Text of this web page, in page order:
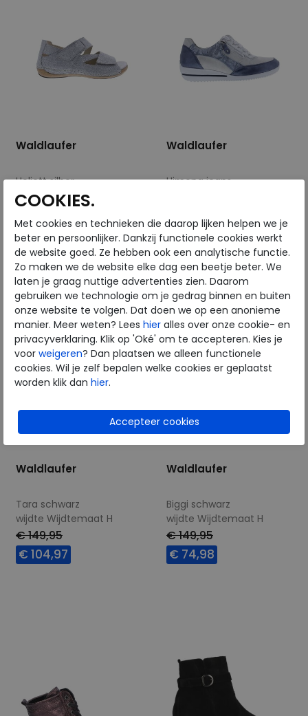
Waldlaufer
Heliett silber
wijdte Wijdtemaat H
€ 83,97
Beschikbare maten
4,5 8
Waldlaufer
Himona jeans
€ 104,97
Beschikbare maten
5 8
Waldlaufer
Tara schwarz
wijdte Wijdtemaat H
€ 149,95
€ 104,97
Waldlaufer
Biggi schwarz
wijdte Wijdtemaat H
€ 149,95
€ 74,98
COOKIES.
Met cookies en technieken die daarop lijken helpen we je
beter en persoonlijker. Dankzij functionele cookies werkt
de website goed. Ze hebben ook een analytische functie.
Zo maken we de website elke dag een beetje beter. We
laten je graag nuttige advertenties zien. Daarom
gebruiken we technologie om je gedrag binnen en buiten
onze website te volgen. Dat doen we op een anonieme
manier. Meer weten? Lees hier alles over onze cookie- en
privacyverklaring. Klik op 'Oké' om te accepteren. Kies je
voor weigeren? Dan plaatsen we alleen functionele
cookies. Wil je zelf bepalen welke cookies er geplaatst
worden klik dan hier.